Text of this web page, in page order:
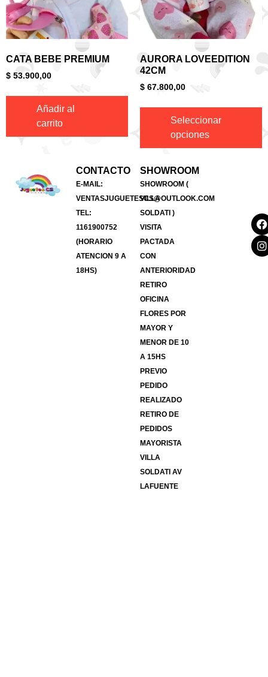
CATA BEBE PREMIUM
$ 53.900,00
Añadir al
carrito
AURORA LOVEEDITION
42CM
$ 67.800,00
Seleccionar
opciones
CONTACTO
E-MAIL:
VENTASJUGUETESCS@OUTLOOK.COM
TEL:
1161900752
(HORARIO
ATENCION 9 A
18HS)
SHOWROOM
SHOWROOM (
VILLA
SOLDATI )
VISITA
PACTADA
CON
ANTERIORIDAD
RETIRO
OFICINA
FLORES POR
MAYOR Y
MENOR DE 10
A 15HS
PREVIO
PEDIDO
REALIZADO
RETIRO DE
PEDIDOS
MAYORISTA
VILLA
SOLDATI AV
LAFUENTE